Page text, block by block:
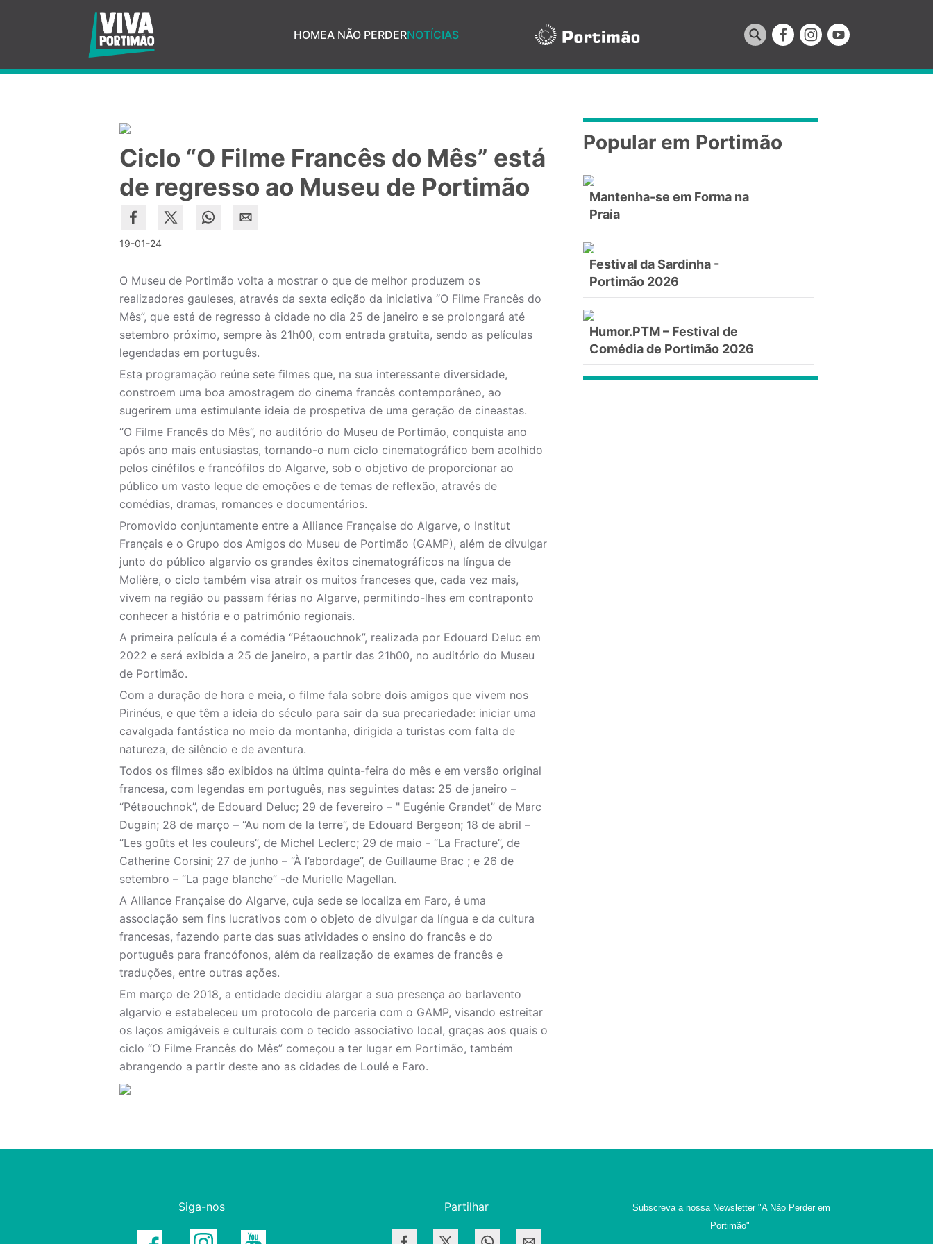
Saltar para o conteúdo principal HOMEA NÃO PERDERNOTÍCIAS
Ciclo “O Filme Francês do Mês” está
de regresso ao Museu de Portimão
19-01-24
O Museu de Portimão volta a mostrar o que de melhor produzem os
realizadores gauleses, através da sexta edição da iniciativa “O Filme Francês do
Mês”, que está de regresso à cidade no dia 25 de janeiro e se prolongará até
setembro próximo, sempre às 21h00, com entrada gratuita, sendo as películas
legendadas em português.
Esta programação reúne sete filmes que, na sua interessante diversidade,
constroem uma boa amostragem do cinema francês contemporâneo, ao
sugerirem uma estimulante ideia de prospetiva de uma geração de cineastas.
“O Filme Francês do Mês”, no auditório do Museu de Portimão, conquista ano
após ano mais entusiastas, tornando-o num ciclo cinematográfico bem acolhido
pelos cinéfilos e francófilos do Algarve, sob o objetivo de proporcionar ao
público um vasto leque de emoções e de temas de reflexão, através de
comédias, dramas, romances e documentários.
Promovido conjuntamente entre a Alliance Française do Algarve, o Institut
Français e o Grupo dos Amigos do Museu de Portimão (GAMP), além de divulgar
junto do público algarvio os grandes êxitos cinematográficos na língua de
Molière, o ciclo também visa atrair os muitos franceses que, cada vez mais,
vivem na região ou passam férias no Algarve, permitindo-lhes em contraponto
conhecer a história e o património regionais.
A primeira película é a comédia “Pétaouchnok”, realizada por Edouard Deluc em
2022 e será exibida a 25 de janeiro, a partir das 21h00, no auditório do Museu
de Portimão.
Com a duração de hora e meia, o filme fala sobre dois amigos que vivem nos
Pirinéus, e que têm a ideia do século para sair da sua precariedade: iniciar uma
cavalgada fantástica no meio da montanha, dirigida a turistas com falta de
natureza, de silêncio e de aventura.
Todos os filmes são exibidos na última quinta-feira do mês e em versão original
francesa, com legendas em português, nas seguintes datas: 25 de janeiro –
“Pétaouchnok”, de Edouard Deluc; 29 de fevereiro – " Eugénie Grandet” de Marc
Dugain; 28 de março – “Au nom de la terre”, de Edouard Bergeon; 18 de abril –
“Les goûts et les couleurs”, de Michel Leclerc; 29 de maio - “La Fracture”, de
Catherine Corsini; 27 de junho – “À l’abordage”, de Guillaume Brac ; e 26 de
setembro – “La page blanche” -de Murielle Magellan.
A Alliance Française do Algarve, cuja sede se localiza em Faro, é uma
associação sem fins lucrativos com o objeto de divulgar da língua e da cultura
francesas, fazendo parte das suas atividades o ensino do francês e do
português para francófonos, além da realização de exames de francês e
traduções, entre outras ações.
Em março de 2018, a entidade decidiu alargar a sua presença ao barlavento
algarvio e estabeleceu um protocolo de parceria com o GAMP, visando estreitar
os laços amigáveis e culturais com o tecido associativo local, graças aos quais o
ciclo “O Filme Francês do Mês” começou a ter lugar em Portimão, também
abrangendo a partir deste ano as cidades de Loulé e Faro.
Popular em Portimão
Mantenha-se em Forma na
Praia
Festival da Sardinha -
Portimão 2026
Humor.PTM – Festival de
Comédia de Portimão 2026
Siga-nos Partilhar Subscreva a nossa Newsletter "A Não Perder em
Portimão"